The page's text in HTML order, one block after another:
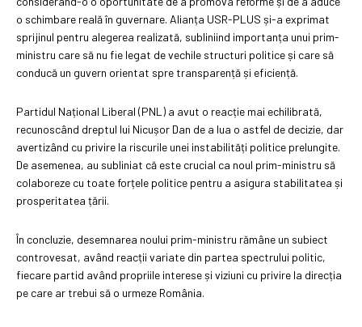
o schimbare reală în guvernare. Alianța USR-PLUS și-a exprimat
sprijinul pentru alegerea realizată, subliniind importanța unui prim-
ministru care să nu fie legat de vechile structuri politice și care să
conducă un guvern orientat spre transparență și eficiență.
Partidul Național Liberal (PNL) a avut o reacție mai echilibrată,
recunoscând dreptul lui Nicușor Dan de a lua o astfel de decizie, dar
avertizând cu privire la riscurile unei instabilități politice prelungite.
De asemenea, au subliniat că este crucial ca noul prim-ministru să
colaboreze cu toate forțele politice pentru a asigura stabilitatea și
prosperitatea țării.
În concluzie, desemnarea noului prim-ministru rămâne un subiect
controvesat, având reacții variate din partea spectrului politic,
fiecare partid având propriile interese și viziuni cu privire la direcția
pe care ar trebui să o urmeze România.